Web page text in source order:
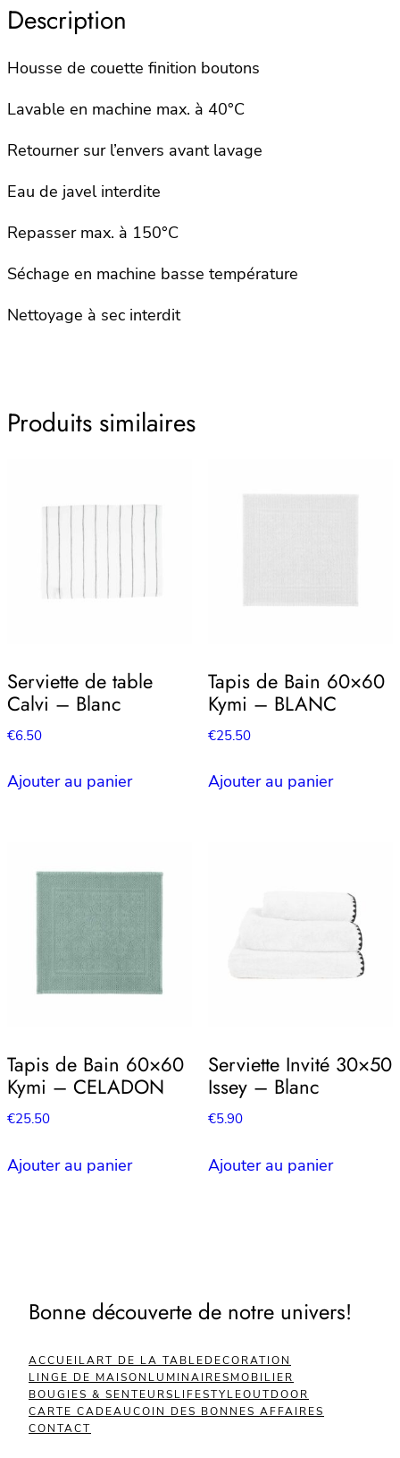
–
–
Description
Housse de couette finition boutons
Lavable en machine max. à 40°C
Retourner sur l’envers avant lavage
Eau de javel interdite
Repasser max. à 150°C
Séchage en machine basse température
Nettoyage à sec interdit
Produits similaires
Serviette de table
Calvi – Blanc
€6.50
Ajouter au panier
Tapis de Bain 60×60
Kymi – BLANC
€25.50
Ajouter au panier
Tapis de Bain 60×60
Kymi – CELADON
€25.50
Ajouter au panier
Serviette Invité 30×50
Issey – Blanc
€5.90
Ajouter au panier
Bonne découverte de notre univers!
ACCUEILART DE LA TABLEDECORATION
LINGE DE MAISON LUMINAIRESMOBILIER
BOUGIES & SENTEURSLIFESTYLEOUTDOOR
CARTE CADEAUCOIN DES BONNES AFFAIRES
CONTACT